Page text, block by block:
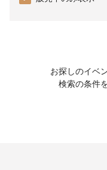
お探しのイベ
検索の条件